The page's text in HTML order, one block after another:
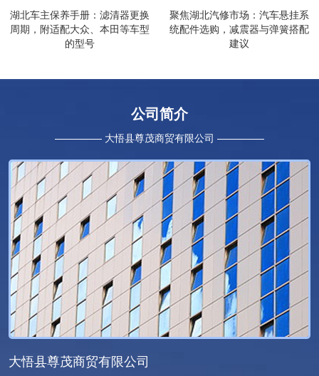
湖北车主保养手册：滤清器更换
周期，附适配大众、本田等车型
的型号
聚焦湖北汽修市场：汽车悬挂系
统配件选购，减震器与弹簧搭配
建议
公司简介
大悟县尊茂商贸有限公司
大悟县尊茂商贸有限公司